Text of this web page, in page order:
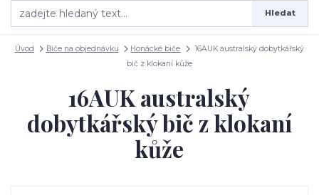
Hledat
Úvod Biče na objednávku Honácké biče
16AUK australský dobytkářský
bič z klokaní kůže
16AUK australský
dobytkářský bič z klokaní
kůže